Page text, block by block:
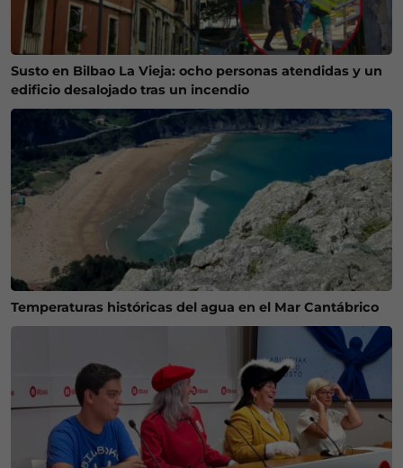
Susto en Bilbao La Vieja: ocho personas atendidas y un
edificio desalojado tras un incendio
Temperaturas históricas del agua en el Mar Cantábrico